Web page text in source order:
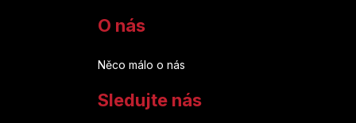
O nás
Něco málo o nás
Sledujte nás